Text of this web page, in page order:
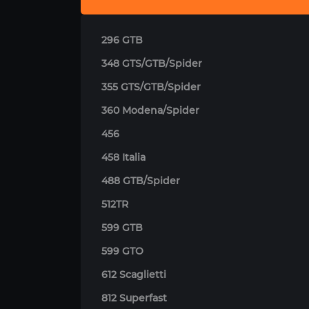
296 GTB
348 GTS/GTB/Spider
355 GTS/GTB/Spider
360 Modena/Spider
456
458 Italia
488 GTB/Spider
512TR
599 GTB
599 GTO
612 Scaglietti
812 Superfast